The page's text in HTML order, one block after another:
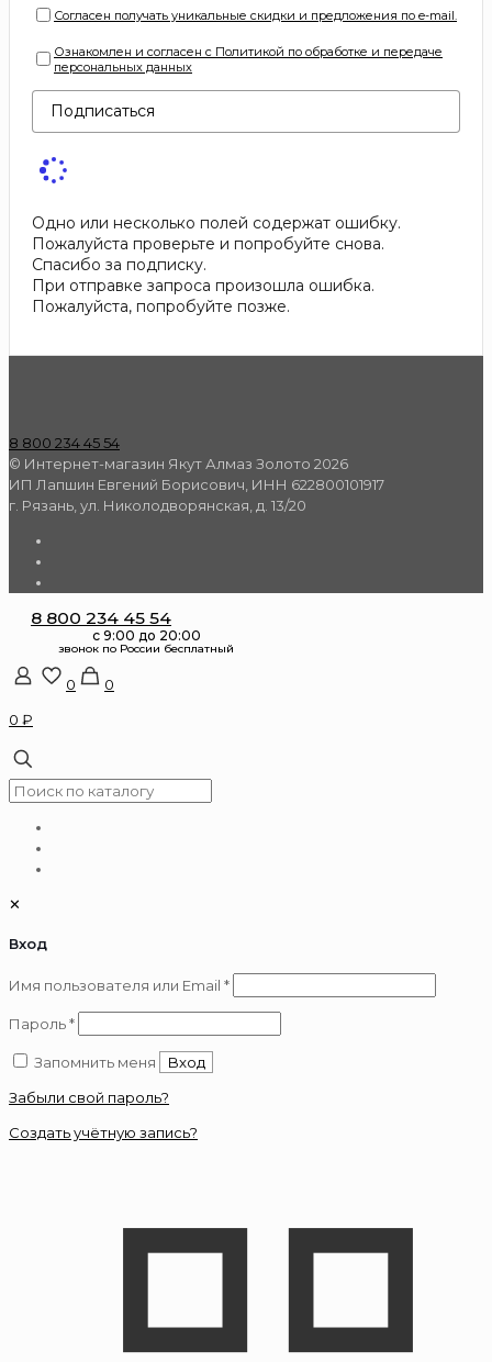
Согласен получать уникальные скидки и предложения по e-mail.
Ознакомлен и согласен с Политикой по обработке и передаче
персональных данных
Подписаться
Одно или несколько полей содержат ошибку.
Пожалуйста проверьте и попробуйте снова.
Спасибо за подписку.
При отправке запроса произошла ошибка.
Пожалуйста, попробуйте позже.
8 800 234 45 54
© Интернет-магазин Якут Алмаз Золото 2026
ИП Лапшин Евгений Борисович, ИНН 622800101917
г. Рязань, ул. Николодворянская, д. 13/20
8 800 234 45 54
0
0
0 ₽
✕
Вход
Имя пользователя или Email *Обязательно
Пароль*Обязательно
Запомнить меня
Вход
Забыли свой пароль?
Создать учётную запись?